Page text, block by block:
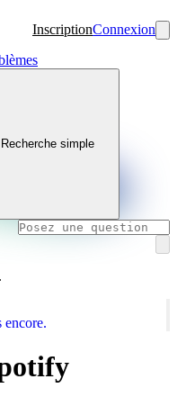
InscriptionConnexion
Recherche simple
encore.